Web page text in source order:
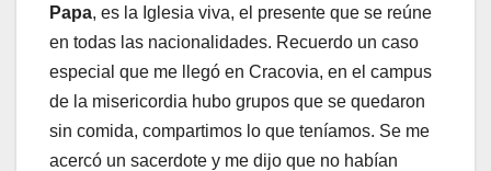
Papa, es la Iglesia viva, el presente que se reúne
en todas las nacionalidades. Recuerdo un caso
especial que me llegó en Cracovia, en el campus
de la misericordia hubo grupos que se quedaron
sin comida, compartimos lo que teníamos. Se me
acercó un sacerdote y me dijo que no habían